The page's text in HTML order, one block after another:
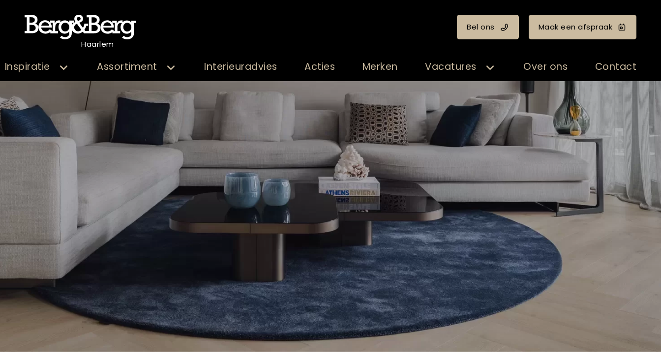
Haarlem
Bel ons Maak een afspraak
Inspiratie Assortiment Interieuradvies Acties Merken Vacatures Over ons Contact